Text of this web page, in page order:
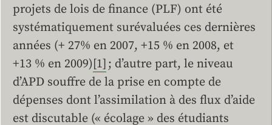
projets de lois de finance (PLF) ont été
systématiquement surévaluées ces dernières
années (+ 27% en 2007, +15 % en 2008, et
+13 % en 2009)[1] ; d’autre part, le niveau
d’APD souffre de la prise en compte de
dépenses dont l’assimilation à des flux d’aide
est discutable (« écolage » des étudiants